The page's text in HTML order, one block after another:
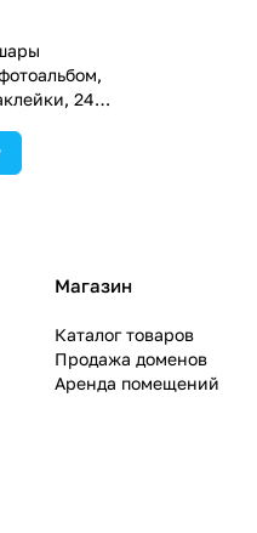
24
Магазин
Каталог товаров
Продажа доменов
Аренда помещений